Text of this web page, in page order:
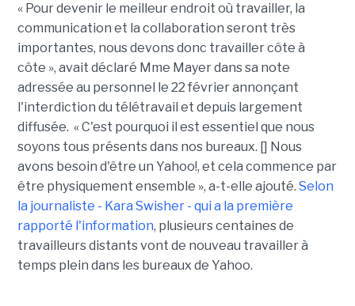
« Pour devenir le meilleur endroit où travailler, la
communication et la collaboration seront très
importantes, nous devons donc travailler côte à
côte », avait déclaré Mme Mayer dans sa note
adressée au personnel le 22 février annonçant
l'interdiction du télétravail et depuis largement
diffusée. « C'est pourquoi il est essentiel que nous
soyons tous présents dans nos bureaux. [] Nous
avons besoin d'être un Yahoo!, et cela commence par
être physiquement ensemble », a-t-elle ajouté. Selon
la journaliste - Kara Swisher - qui a la première
rapporté l'information, plusieurs centaines de
travailleurs distants vont de nouveau travailler à
temps plein dans les bureaux de Yahoo.